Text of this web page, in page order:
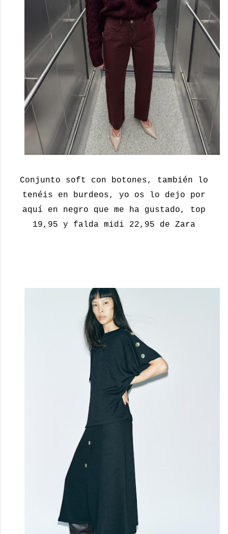
Conjunto soft con botones, también lo
tenéis en burdeos, yo os lo dejo por
aquí en negro que me ha gustado, top
19,95 y falda midi 22,95 de Zara